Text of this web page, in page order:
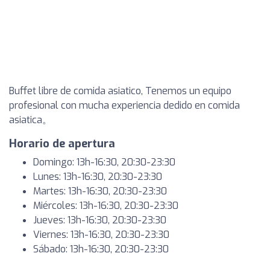
Buffet libre de comida asiatico, Tenemos un equipo
profesional con mucha experiencia dedido en comida
asiatica。
Horario de apertura
Domingo: 13h-16:30, 20:30-23:30
Lunes: 13h-16:30, 20:30-23:30
Martes: 13h-16:30, 20:30-23:30
Miércoles: 13h-16:30, 20:30-23:30
Jueves: 13h-16:30, 20:30-23:30
Viernes: 13h-16:30, 20:30-23:30
Sábado: 13h-16:30, 20:30-23:30